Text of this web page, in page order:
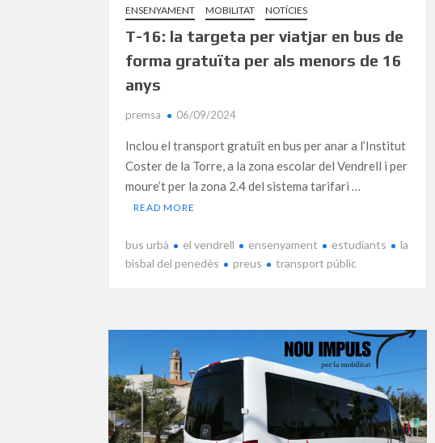
ENSENYAMENT MOBILITAT NOTÍCIES
T-16: la targeta per viatjar en bus de
forma gratuïta per als menors de 16
anys
premsa 06/09/2024
Inclou el transport gratuït en bus per anar a l’Institut
Coster de la Torre, a la zona escolar del Vendrell i per
moure’t per la zona 2.4 del sistema tarifari …
READ MORE
bus urbà el vendrell ensenyament estudiants
la
bisbal del penedès
preus transport públic